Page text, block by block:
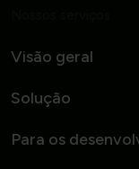
Visão geral
Solução
Para os